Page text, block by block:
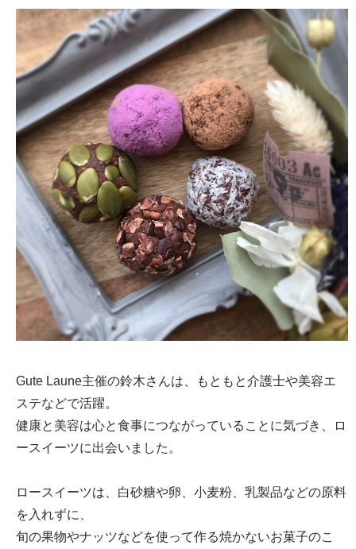
Gute Laune主催の鈴木さんは、もともと介護士や美容エ
ステなどで活躍。
健康と美容は心と食事につながっていることに気づき、ロ
ースイーツに出会いました。
ロースイーツは、白砂糖や卵、小麦粉、乳製品などの原料
を入れずに、
旬の果物やナッツなどを使って作る焼かないお菓子のこ